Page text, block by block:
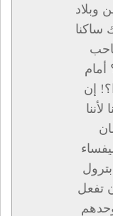
وبلاد
ساكنا
أمام
إن
تفعل